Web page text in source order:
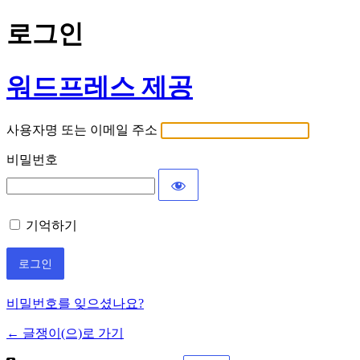
로그인
워드프레스 제공
사용자명 또는 이메일 주소
비밀번호
기억하기
비밀번호를 잊으셨나요?
← 글쟁이(으)로 가기